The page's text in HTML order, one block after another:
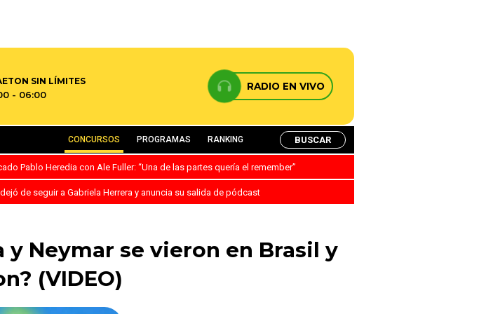
SIN LÍMITES
- 06:00
RADIO EN VIVO
CONCURSOS PROGRAMAS RANKING BUSCAR
Pablo Heredia con Ale Fuller: “Una de las partes quería el remember”
de seguir a Gabriela Herrera y anuncia su salida de pódcast
y Neymar se vieron en Brasil y
(VIDEO)